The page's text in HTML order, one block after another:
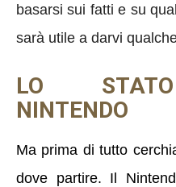
basarsi sui fatti e su
sarà utile a darvi
LO STATO
NINTENDO
Ma prima di tutto
dove partire. Il